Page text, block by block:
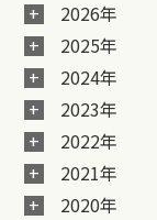
2026年
2025年
2024年
2023年
2022年
2021年
2020年